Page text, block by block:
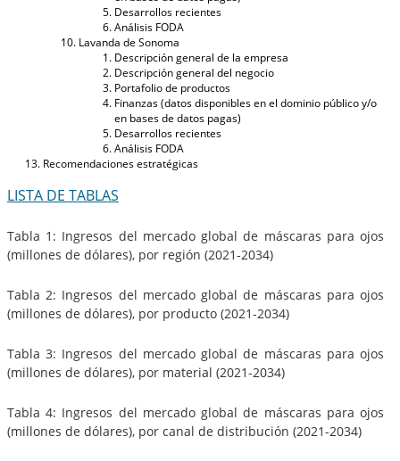
Desarrollos recientes
Análisis FODA
Lavanda de Sonoma
Descripción general de la empresa
Descripción general del negocio
Portafolio de productos
Finanzas (datos disponibles en el dominio público y/o
en bases de datos pagas)
Desarrollos recientes
Análisis FODA
Recomendaciones estratégicas
LISTA DE TABLAS
Tabla 1: Ingresos del mercado global de máscaras para ojos
(millones de dólares), por región (2021-2034)
Tabla 2: Ingresos del mercado global de máscaras para ojos
(millones de dólares), por producto (2021-2034)
Tabla 3: Ingresos del mercado global de máscaras para ojos
(millones de dólares), por material (2021-2034)
Tabla 4: Ingresos del mercado global de máscaras para ojos
(millones de dólares), por canal de distribución (2021-2034)